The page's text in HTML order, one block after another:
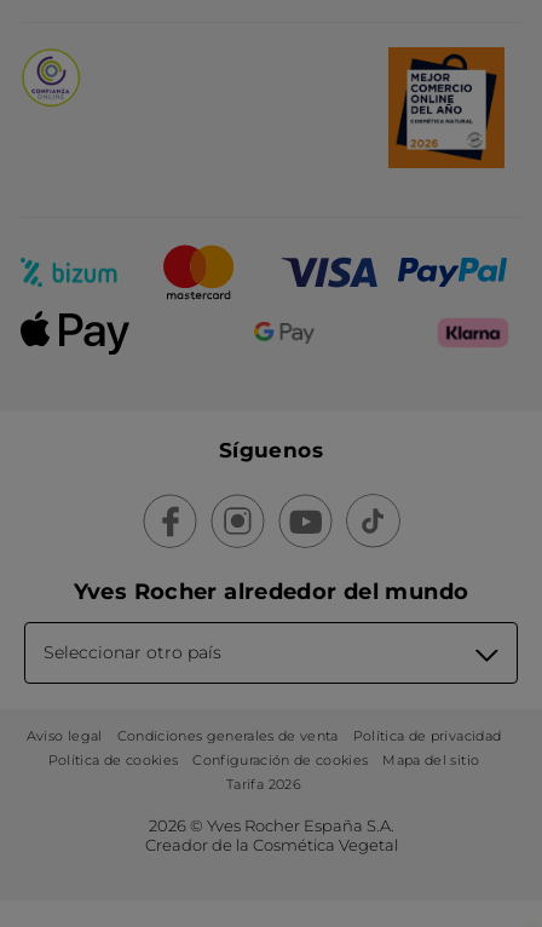
Síguenos
Yves Rocher alrededor del mundo
Seleccionar otro país
Aviso legal Condiciones generales de venta
Política de privacidad
Política de cookies
Configuración de cookies
Mapa del sitio
Tarifa 2026
2026 © Yves Rocher España S.A.
Creador de la Cosmética Vegetal